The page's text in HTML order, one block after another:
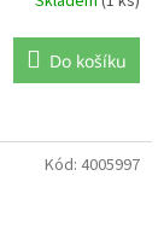
Do košíku
Kód: 4005997